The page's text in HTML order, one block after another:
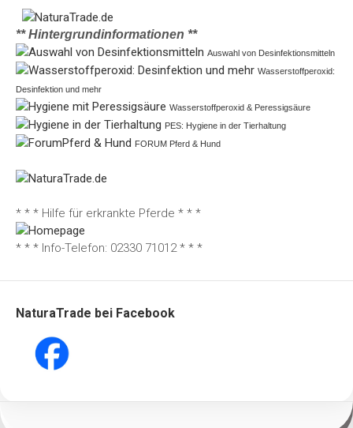
** Hintergrundinformationen **
Auswahl von Desinfektionsmitteln
Wasserstoffperoxid:
Desinfektion und mehr
Wasserstoffperoxid & Peressigsäure
PES: Hygiene in der Tierhaltung
FORUM Pferd & Hund
* * * Hilfe für erkrankte Pferde * * *
* * * Info-Telefon: 02330 71012 * * *
NaturaTrade bei Facebook